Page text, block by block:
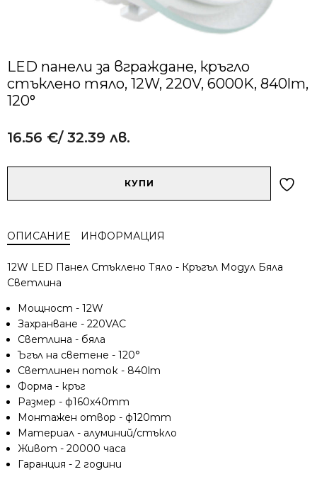
LED панели за вграждане, кръгло
стъклено тяло, 12W, 220V, 6000K, 840lm,
120°
16.56 €/ 32.39 лв.
за
кръгло
стъклено
12W,
220V,
6000K,
840lm,
120°
КУПИ
ОПИСАНИЕ ИНФОРМАЦИЯ
12W LED Панел Стъклено Тяло - Кръгъл Модул Бяла
Светлина
Мощност - 12W
Захранване - 220VAC
Светлина - бяла
Ъгъл на светене - 120°
Светлинен поток - 840lm
Форма - кръг
Размер - ф160x40mm
Монтажен отвор - ф120mm
Материал - алуминий/стъкло
Живот - 20000 часа
Гаранция - 2 години